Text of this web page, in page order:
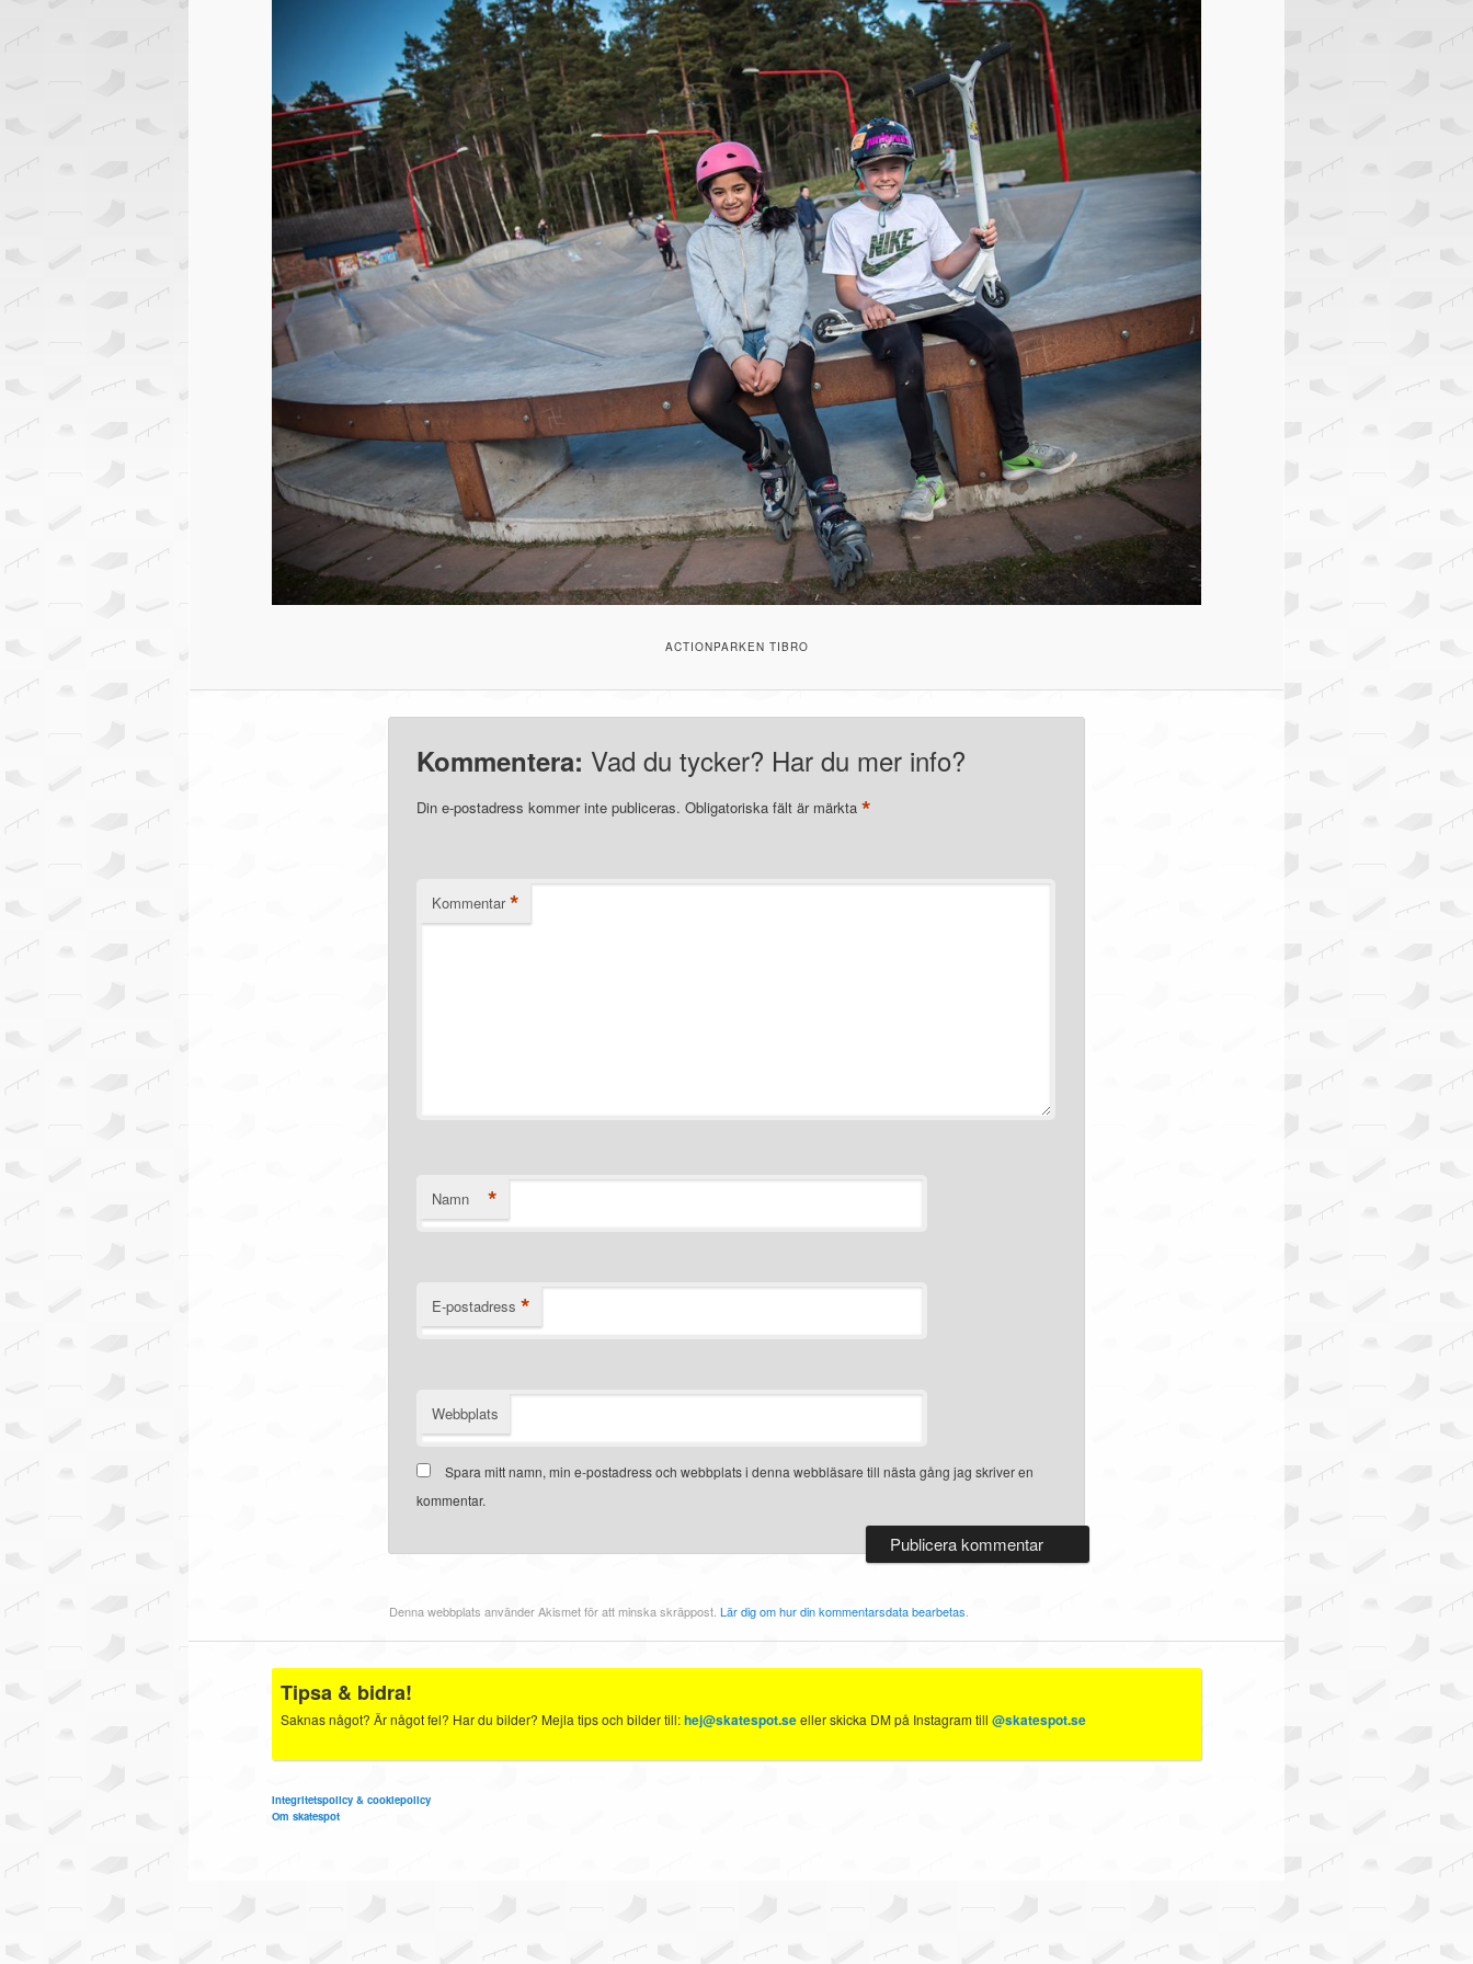
ACTIONPARKEN TIBRO
Kommentera: Vad du tycker? Har du mer info?
Din e-postadress kommer inte publiceras. Obligatoriska fält är märkta *
Kommentar *
Namn *
E-postadress *
Webbplats
Spara mitt namn, min e-postadress och webbplats i denna webbläsare till nästa gång jag skriver en
kommentar.
Denna webbplats använder Akismet för att minska skräppost. Lär dig om hur din kommentarsdata bearbetas
Tipsa & bidra!
Saknas något? Är något fel? Har du bilder? Mejla tips och bilder till:hej@skatespot.seeller skicka DM på Instagram till @skatespot.se
Integritetspolicy & cookiepolicy
Om skatespot